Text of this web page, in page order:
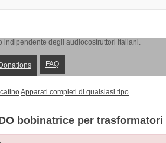
Donations FAQ
Apparati completi di qualsiasi tipo
bobinatrice per